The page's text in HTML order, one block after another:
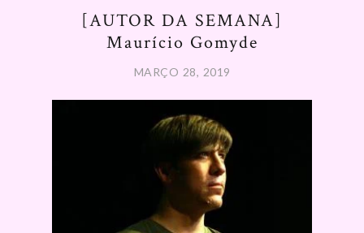
[AUTOR DA SEMANA]
Maurício Gomyde
MARÇO 28, 2019